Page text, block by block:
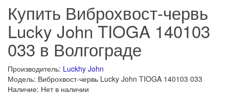
Купить Виброхвост-червь
Lucky John TIOGA 140103
033 в Волгограде
Производитель: Luckhy John
Модель: Виброхвост-червь Lucky John TIOGA 140103 033
Наличие: Нет в наличии